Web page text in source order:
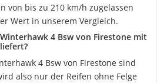
von bis zu 210 km/h zugelassen
Wert in unserem Vergleich.
4 Bsw von Firestone mit
4 Bsw von Firestone sind
also nur der Reifen ohne Felge